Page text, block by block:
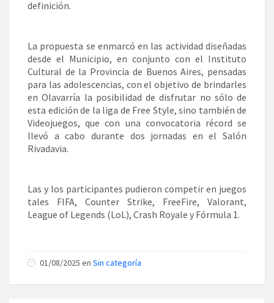
definición.
La propuesta se enmarcó en las actividad diseñadas
desde el Municipio, en conjunto con el Instituto
Cultural de la Provincia de Buenos Aires, pensadas
para las adolescencias, con el objetivo de brindarles
en Olavarría la posibilidad de disfrutar no sólo de
esta edición de la liga de Free Style, sino también de
Videojuegos, que con una convocatoria récord se
llevó a cabo durante dos jornadas en el Salón
Rivadavia.
Las y los participantes pudieron competir en juegos
tales FIFA, Counter Strike, FreeFire, Valorant,
League of Legends (LoL), Crash Royale y Fórmula 1.
01/08/2025 en Sin categoría